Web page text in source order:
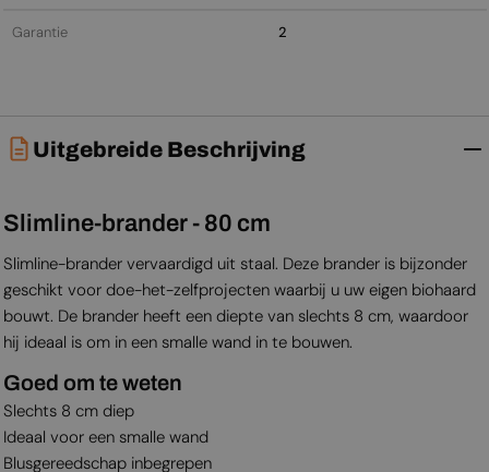
Garantie 2
Uitgebreide Beschrijving
Slimline-brander - 80 cm
Slimline-brander vervaardigd uit staal. Deze brander is bijzonder
geschikt voor doe-het-zelfprojecten waarbij u uw eigen biohaard
bouwt. De brander heeft een diepte van slechts 8 cm, waardoor
hij ideaal is om in een smalle wand in te bouwen.
Goed om te weten
Slechts 8 cm diep
Ideaal voor een smalle wand
Blusgereedschap inbegrepen